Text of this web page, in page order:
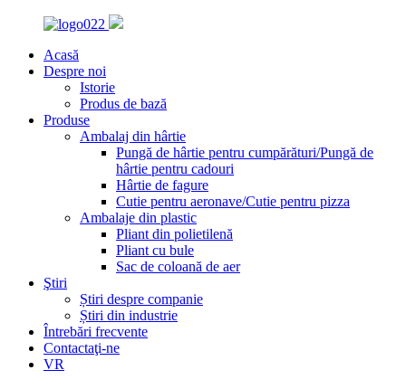
Acasă
Despre noi
Istorie
Produs de bază
Produse
Ambalaj din hârtie
Pungă de hârtie pentru cumpărături/Pungă de
hârtie pentru cadouri
Hârtie de fagure
Cutie pentru aeronave/Cutie pentru pizza
Ambalaje din plastic
Pliant din polietilenă
Pliant cu bule
Sac de coloană de aer
Ştiri
Știri despre companie
Știri din industrie
Întrebări frecvente
Contactaţi-ne
VR